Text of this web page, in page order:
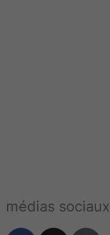
médias sociaux